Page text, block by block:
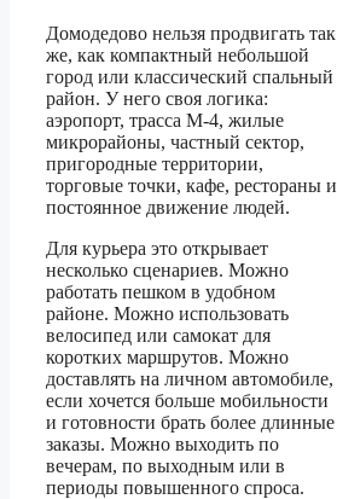
Домодедово нельзя продвигать так
же, как компактный небольшой
город или классический спальный
район. У него своя логика:
аэропорт, трасса М-4, жилые
микрорайоны, частный сектор,
пригородные территории,
торговые точки, кафе, рестораны и
постоянное движение людей.
Для курьера это открывает
несколько сценариев. Можно
работать пешком в удобном
районе. Можно использовать
велосипед или самокат для
коротких маршрутов. Можно
доставлять на личном автомобиле,
если хочется больше мобильности
и готовности брать более длинные
заказы. Можно выходить по
вечерам, по выходным или в
периоды повышенного спроса.